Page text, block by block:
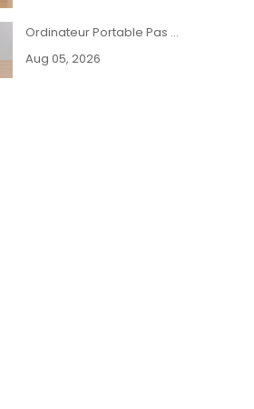
Ordinateur Portable Pas Cher et Reconditionné - PCDiscounts
Aug 05, 2026